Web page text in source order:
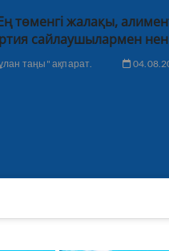
төменгі жалақы,
сайлаушылармен
таңы" ақпарат.